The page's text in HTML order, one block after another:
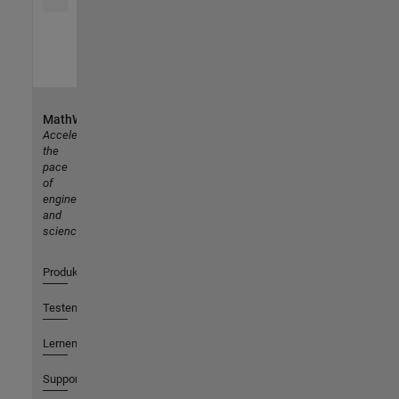
MathWorks
Accelerating
the
pace
of
engineering
and
science
Produkte
Testen oder Kaufen
Lernen
Support